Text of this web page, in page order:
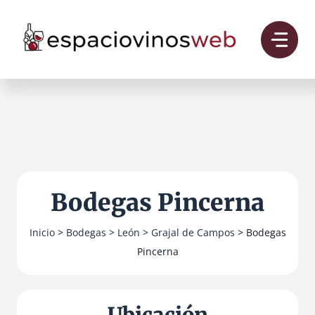
contenido
Bodegas Pincerna
Inicio> Bodegas > León > Grajal de Campos > Bodegas
Pincerna